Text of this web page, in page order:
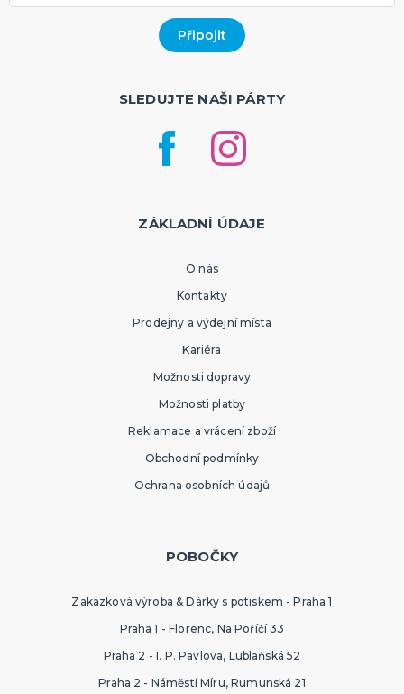
SLEDUJTE NAŠI PÁRTY
ZÁKLADNÍ ÚDAJE
O nás
Kontakty
Prodejny a výdejní místa
Kariéra
Možnosti dopravy
Možnosti platby
Reklamace a vrácení zboží
Obchodní podmínky
Ochrana osobních údajů
POBOČKY
Zakázková výroba & Dárky s potiskem - Praha 1
Praha 1 - Florenc, Na Poříčí 33
Praha 2 - I. P. Pavlova, Lublaňská 52
Praha 2 - Náměstí Míru, Rumunská 21